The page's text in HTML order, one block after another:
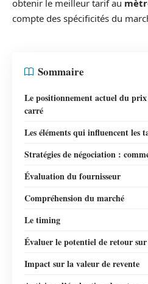
obtenir le meilleur tarif au
compte des spécificités du
Sommaire
Le positionnement actuel du
carré
Les éléments qui influencent les
Stratégies de négociation :
Évaluation du fournisseur
Compréhension du marché
Le timing
Évaluer le potentiel de retour sur
Impact sur la valeur de revente